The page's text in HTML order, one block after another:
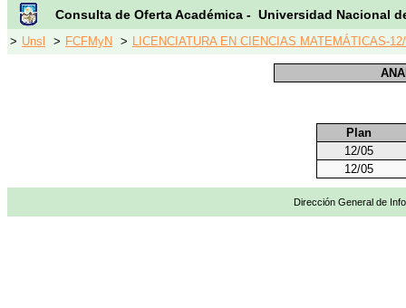
Consulta de Oferta Académica - Universidad Nacional
> Unsl > FCFMyN > LICENCIATURA EN CIENCIAS MATEMÁTICAS-
Plan
12/05
12/05
Dirección General de